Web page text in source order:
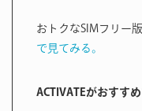
おトクなSIMフリー
で見てみる。
ACTIVATEがおすす